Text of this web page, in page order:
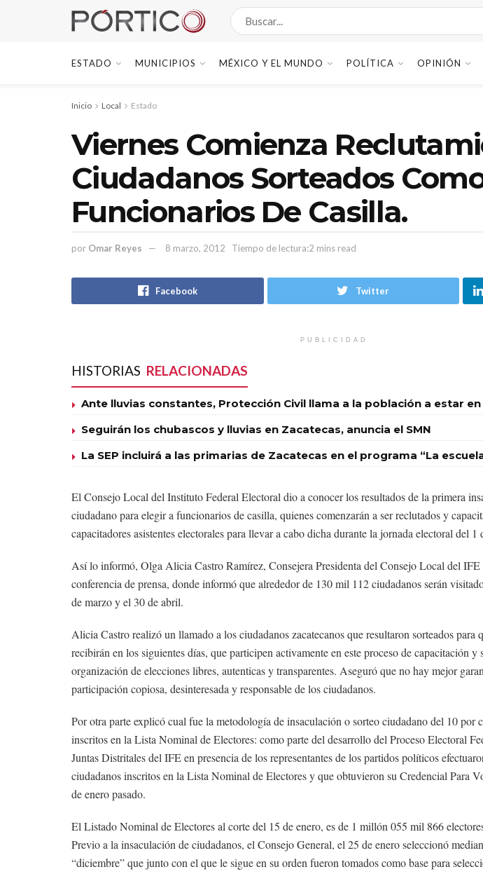
ESTADO MUNICIPIOS MÉXICO Y EL MUNDO POLÍTICA OPINIÓN
Inicio Local Estado
Viernes Comienza
Ciudadanos Sorteados
Funcionarios De Casilla.
por Omar Reyes 8 marzo, 2012 Tiempo de lectura:2 mins read
Facebook Twitter
PUBLICIDAD
HISTORIAS RELACIONADAS
Ante lluvias constantes, Protección Civil llama a la población a estar
Seguirán los chubascos y lluvias en Zacatecas, anuncia el SMN
La SEP incluirá a las primarias de Zacatecas en el programa “La
El Consejo Local del Instituto Federal Electoral dio a conocer los resultados de la primera
ciudadano para elegir a funcionarios de casilla, quienes comenzarán a ser reclutados y
capacitadores asistentes electorales para llevar a cabo dicha durante la jornada electoral del
Así lo informó, Olga Alicia Castro Ramírez, Consejera Presidenta del Consejo Local del IFE
conferencia de prensa, donde informó que alrededor de 130 mil 112 ciudadanos serán
de marzo y el 30 de abril.
Alicia Castro realizó un llamado a los ciudadanos zacatecanos que resultaron sorteados para
recibirán en los siguientes días, que participen activamente en este proceso de capacitación y
organización de elecciones libres, autenticas y transparentes. Aseguró que no hay mejor
participación copiosa, desinteresada y responsable de los ciudadanos.
Por otra parte explicó cual fue la metodología de insaculación o sorteo ciudadano del 10 por
inscritos en la Lista Nominal de Electores: como parte del desarrollo del Proceso Electoral
Juntas Distritales del IFE en presencia de los representantes de los partidos políticos
ciudadanos inscritos en la Lista Nominal de Electores y que obtuvieron su Credencial Para
de enero pasado.
El Listado Nominal de Electores al corte del 15 de enero, es de 1 millón 055 mil 866
Previo a la insaculación de ciudadanos, el Consejo General, el 25 de enero seleccionó
“diciembre” que junto con el que le sigue en su orden fueron tomados como base para